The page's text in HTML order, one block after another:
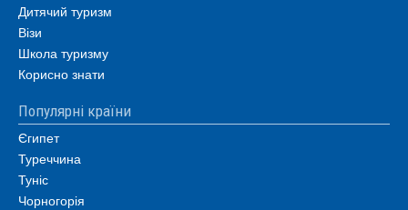
Дитячий туризм
Візи
Школа туризму
Корисно знати
Популярні країни
Єгипет
Туреччина
Туніс
Чорногорія